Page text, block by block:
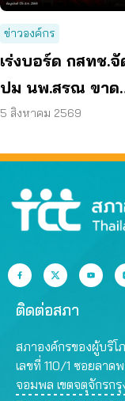
ข่าวองค์กร
เร่งบอร์ด กสทช.จั
ปม นพ.สรณ ขาด
คุณสมบัติ ตามมติ
5 สิงหาคม 2569
ติดต่อสภา
สภาองค์กรของผู้บริโ
เลขที่ 110/1 ซอยลา
จอมพล เขตจตุจักรก